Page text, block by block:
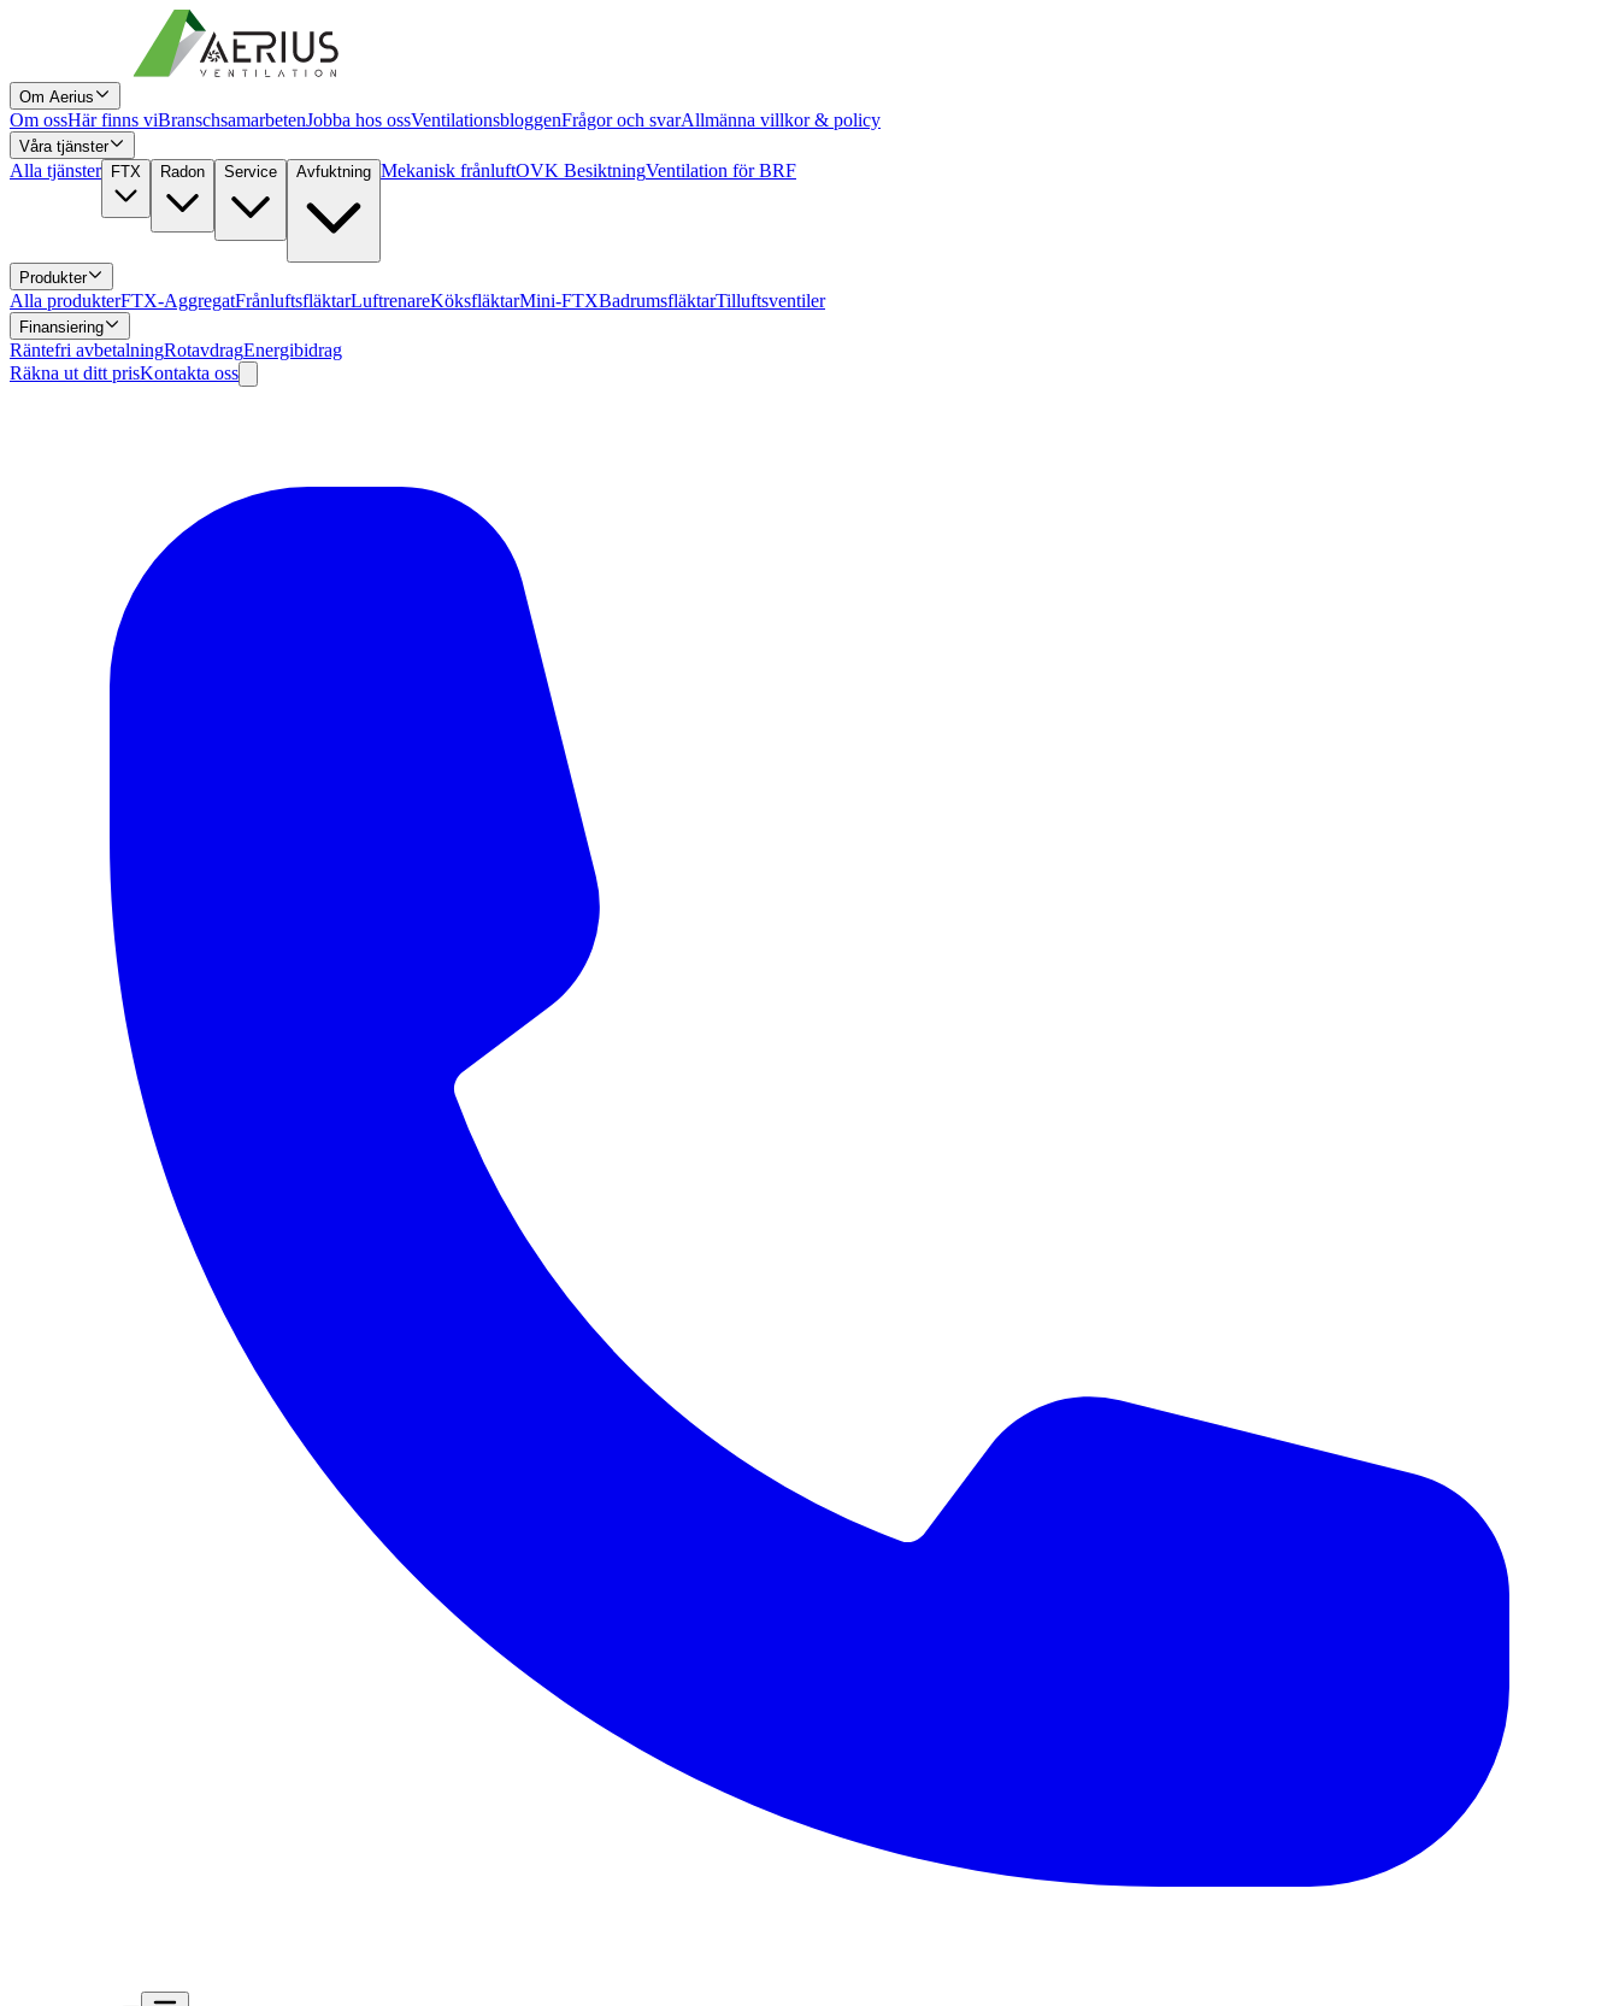
Om Aerius
Om ossHär finns viBranschsamarbetenJobba hos ossVentilationsbloggenFrågor och svarAllmänna villkor & policy
Våra tjänster
Alla tjänster FTX Radon Service Avfuktning Mekanisk frånluftOVK BesiktningVentilation för BRF
Produkter
Alla produkterFTX-AggregatFrånluftsfläktarLuftrenareKöksfläktarMini-FTXBadrumsfläktarTilluftsventiler
Finansiering
Räntefri avbetalningRotavdragEnergibidrag
Räkna ut ditt prisKontakta oss